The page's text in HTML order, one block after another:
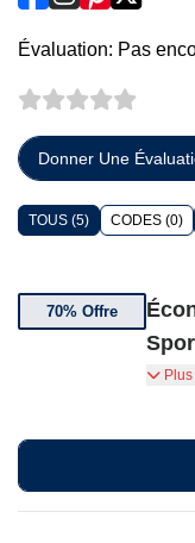
Évaluation: Pas
Donner Une
TOUS (5) CODES (0)
70% Offre
en